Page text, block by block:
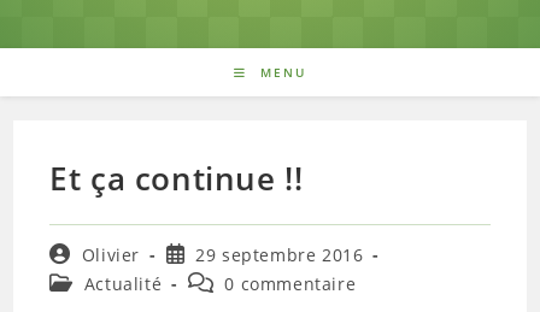
MENU
Et ça continue !!
Auteur/autrice
de
la
Olivier
Publication
publiée :
29 septembre 2016
PostActualité
Commentaires
0 commentaire